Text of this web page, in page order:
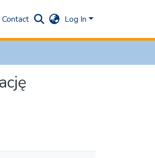
Contact Log In